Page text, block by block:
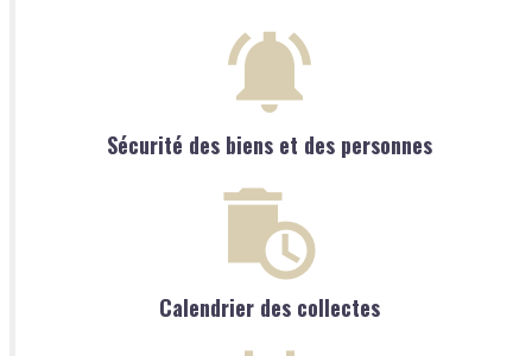
Sécurité des biens et des personnes
Calendrier des collectes